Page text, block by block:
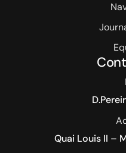
Quai Louis II –